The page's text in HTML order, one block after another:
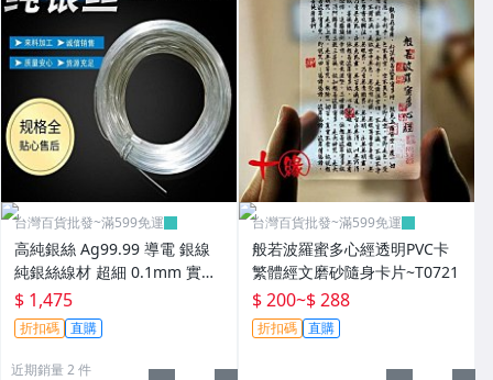
台灣百貨批發~滿599免運
高純銀絲 Ag99.99 導電 銀線
純銀絲線材 超細 0.1mm 實驗
科研
$ 1,475
折扣碼 直購
近期銷量 2 件
台灣百貨批發~滿599免運
般若波羅蜜多心經透明PVC卡
繁體經文磨砂隨身卡片~T0721
$ 200~$ 288
折扣碼 直購